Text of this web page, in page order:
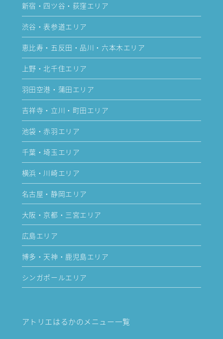
新宿・四ツ谷・荻窪エリア
渋谷・表参道エリア
恵比寿・五反田・品川・六本木エリア
上野・北千住エリア
羽田空港・蒲田エリア
吉祥寺・立川・町田エリア
池袋・赤羽エリア
千葉・埼玉エリア
横浜・川崎エリア
名古屋・静岡エリア
大阪・京都・三宮エリア
広島エリア
博多・天神・鹿児島エリア
シンガポールエリア
アトリエはるかのメニュー一覧